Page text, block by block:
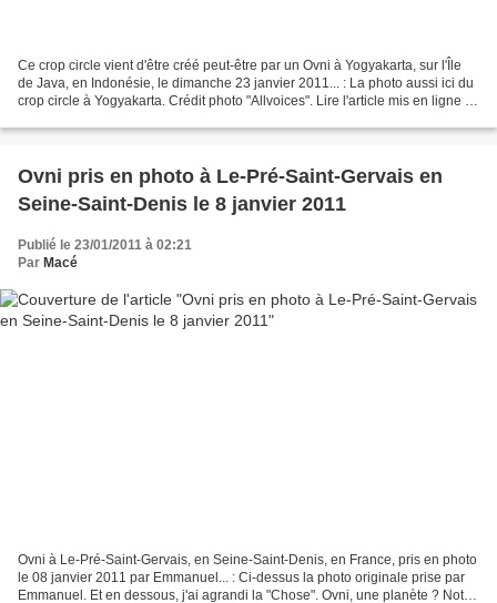
Ce crop circle vient d'être créé peut-être par un Ovni à Yogyakarta, sur l'Île
de Java, en Indonésie, le dimanche 23 janvier 2011... : La photo aussi ici du
crop circle à Yogyakarta. Crédit photo "Allvoices". Lire l'article mis en ligne le
Ovni pris en photo à Le-Pré-Saint-Gervais en
Seine-Saint-Denis le 8 janvier 2011
Publié le 23/01/2011 à 02:21
Par Macé
Ovni à Le-Pré-Saint-Gervais, en Seine-Saint-Denis, en France, pris en photo
le 08 janvier 2011 par Emmanuel... : Ci-dessus la photo originale prise par
Emmanuel. Et en dessous, j'ai agrandi la "Chose". Ovni, une planète ? Notre